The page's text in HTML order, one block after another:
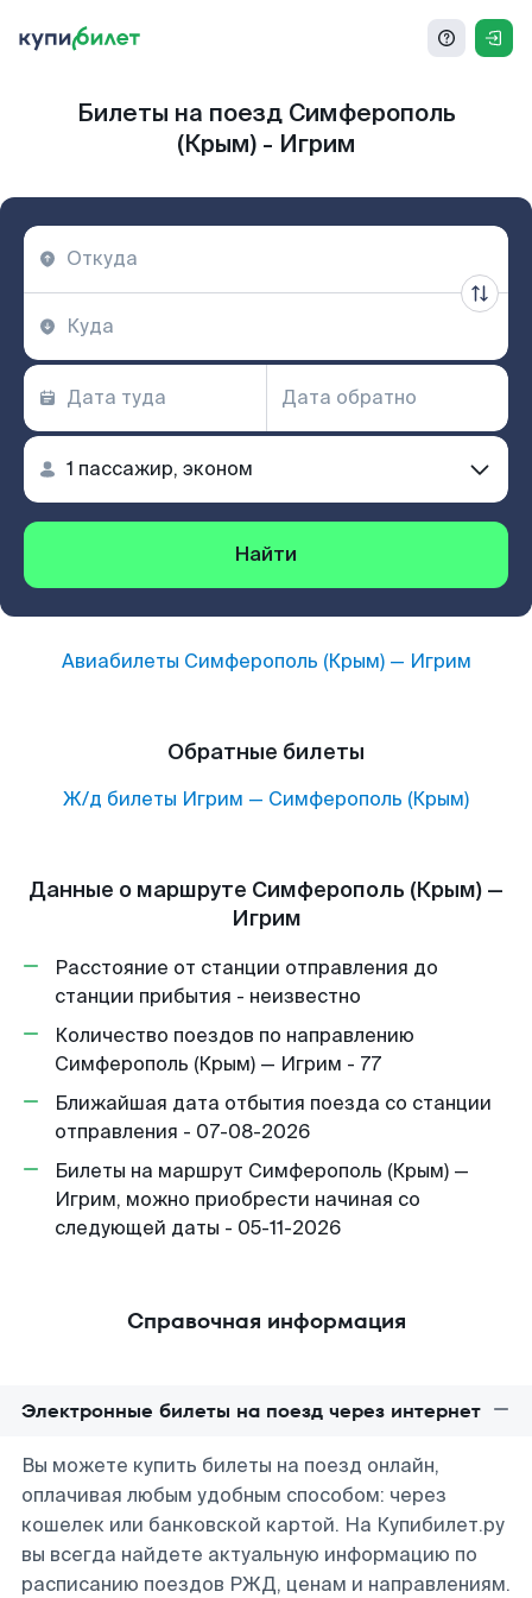
Билеты на поезд Симферополь
(Крым) - Игрим
Найти
Авиабилеты Симферополь (Крым)— Игрим
Обратные билеты
Ж/д билеты Игрим — Симферополь (Крым)
Данные о маршруте Симферополь (Крым) —
Игрим
Расстояние от станции отправления до
станции прибытия - неизвестно
Количество поездов по направлению
Симферополь (Крым) — Игрим - 77
Ближайшая дата отбытия поезда со станции
отправления - 07-08-2026
Билеты на маршрут Симферополь (Крым) —
Игрим, можно приобрести начиная со
следующей даты - 05-11-2026
Справочная информация
Электронные билеты на поезд через интернет
Вы можете купить билеты на поезд онлайн,
оплачивая любым удобным способом: через
кошелек или банковской картой. На Купибилет.ру
вы всегда найдете актуальную информацию по
расписанию поездов РЖД, ценам и направлениям.